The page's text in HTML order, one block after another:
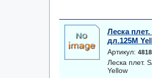
Леска
дл.125M
Артикул:
Леска плет.
Yellow